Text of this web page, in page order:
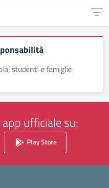
studenti e famiglie
ufficiale su:
Play Store